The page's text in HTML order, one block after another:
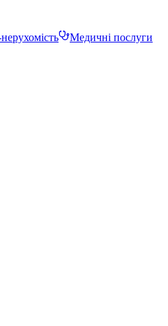
Медичні послуги